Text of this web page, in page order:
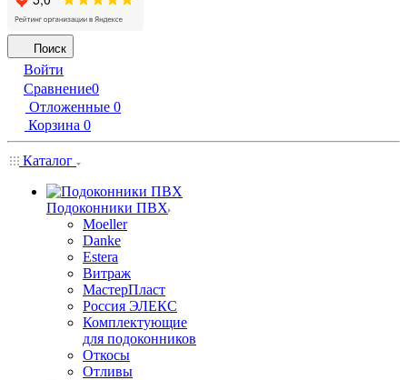
Поиск
Войти
Сравнение0
Отложенные 0
Корзина 0
Каталог
Подоконники ПВХ
Moeller
Danke
Estera
Витраж
МастерПласт
Россия ЭЛЕКС
Комплектующие
для подоконников
Откосы
Отливы